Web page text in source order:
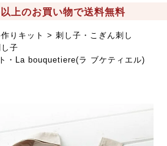
上のお買い物で送料無料
りキット
刺し子・こぎん刺し
子
・La bouquetiere(ラ ブケティエル)